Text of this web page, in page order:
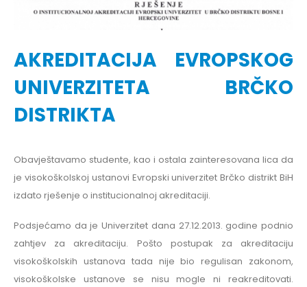
AKREDITACIJA EVROPSKOG
UNIVERZITETA BRČKO
DISTRIKTA
Obavještavamo studente, kao i ostala zainteresovana lica da
je visokoškolskoj ustanovi Evropski univerzitet Brčko distrikt BiH
izdato rješenje o institucionalnoj akreditaciji.
Podsjećamo da je Univerzitet dana 27.12.2013. godine podnio
zahtjev za akreditaciju. Pošto postupak za akreditaciju
visokoškolskih ustanova tada nije bio regulisan zakonom,
visokoškolske ustanove se nisu mogle ni reakreditovati.